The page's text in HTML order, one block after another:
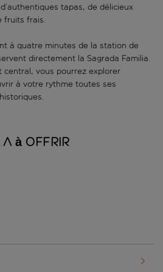
tapas, de délicieux
fruits frais.
à quatre minutes de la station de
directement la Sagrada Familia.
central, vous pourrez explorer
à votre rythme toutes ses
a à offrir